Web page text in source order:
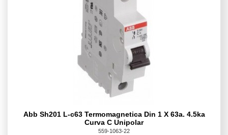
Abb Sh201 L-c63 Termomagnetica Din 1 X 63a. 4.5ka
Curva C Unipolar
559-1063-22